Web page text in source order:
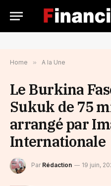
Home » A la Une
Le Burkina
Sukuk de 75
arrangé par
Internationale
Par Rédaction 19 juin,